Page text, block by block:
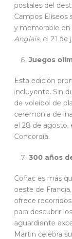
postales del
Campos Elíseos
y memorable en
Anglais, el 21 de
Juegos
Esta edición
incluyente. Sin
de voleibol de
ceremonia de
el 28 de agosto,
Concordia.
300 años
Coñac es más
oeste de
ofrece
para descubrir
aguardiente
Martin celebra